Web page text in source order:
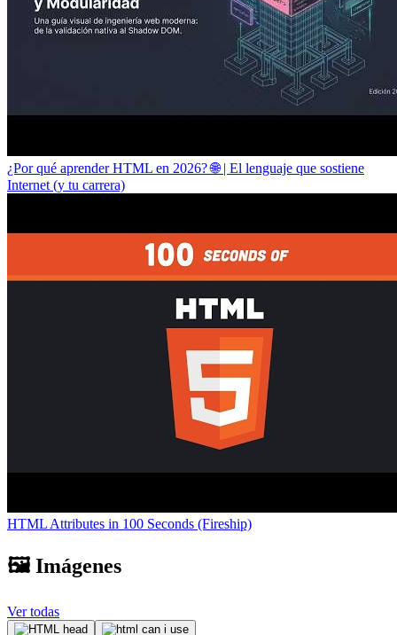
¿Por qué aprender HTML en 2026? 🌐 | El lenguaje que sostiene
Internet (y tu carrera)
HTML Attributes in 100 Seconds (Fireship)
🖼️ Imágenes
Ver todas